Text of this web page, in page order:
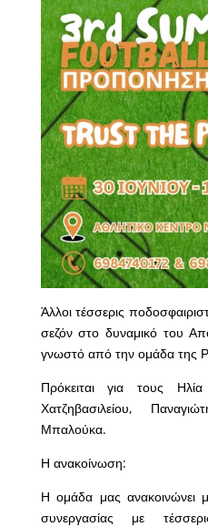
Άλλοι τέσσερις
σεζόν στο δυναμικό του
γνωστό από την ομάδα της
Πρόκειται για τους
Χατζηβασιλείου,
Μπαλούκα.
Η ανακοίνωση:
Η ομάδα μας ανακοινώνει
συνεργασίας με